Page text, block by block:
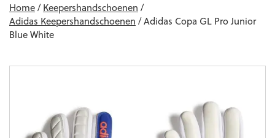
content
Home/Keepershandschoenen /
Adidas Keepershandschoenen / Adidas Copa GL Pro Junior
Blue White